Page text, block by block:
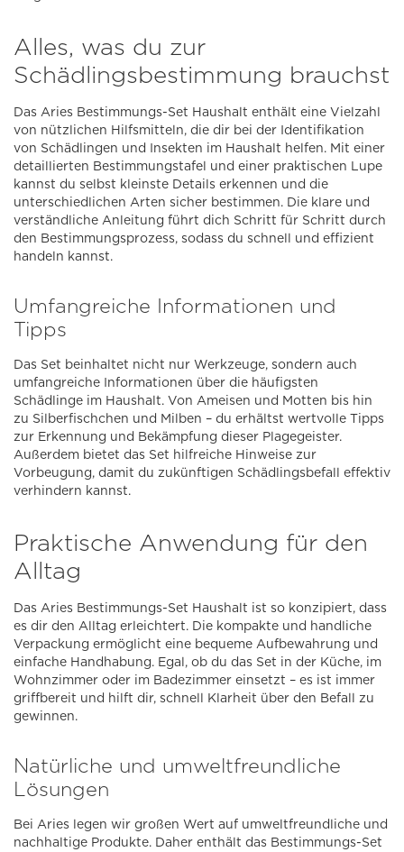
Alles, was du zur
Schädlingsbestimmung brauchst
Das Aries Bestimmungs-Set Haushalt enthält eine Vielzahl
von nützlichen Hilfsmitteln, die dir bei der Identifikation
von Schädlingen und Insekten im Haushalt helfen. Mit einer
detaillierten Bestimmungstafel und einer praktischen Lupe
kannst du selbst kleinste Details erkennen und die
unterschiedlichen Arten sicher bestimmen. Die klare und
verständliche Anleitung führt dich Schritt für Schritt durch
den Bestimmungsprozess, sodass du schnell und effizient
handeln kannst.
Umfangreiche Informationen und
Tipps
Das Set beinhaltet nicht nur Werkzeuge, sondern auch
umfangreiche Informationen über die häufigsten
Schädlinge im Haushalt. Von Ameisen und Motten bis hin
zu Silberfischchen und Milben – du erhältst wertvolle Tipps
zur Erkennung und Bekämpfung dieser Plagegeister.
Außerdem bietet das Set hilfreiche Hinweise zur
Vorbeugung, damit du zukünftigen Schädlingsbefall effektiv
verhindern kannst.
Praktische Anwendung für den
Alltag
Das Aries Bestimmungs-Set Haushalt ist so konzipiert, dass
es dir den Alltag erleichtert. Die kompakte und handliche
Verpackung ermöglicht eine bequeme Aufbewahrung und
einfache Handhabung. Egal, ob du das Set in der Küche, im
Wohnzimmer oder im Badezimmer einsetzt – es ist immer
griffbereit und hilft dir, schnell Klarheit über den Befall zu
gewinnen.
Natürliche und umweltfreundliche
Lösungen
Bei Aries legen wir großen Wert auf umweltfreundliche und
nachhaltige Produkte. Daher enthält das Bestimmungs-Set